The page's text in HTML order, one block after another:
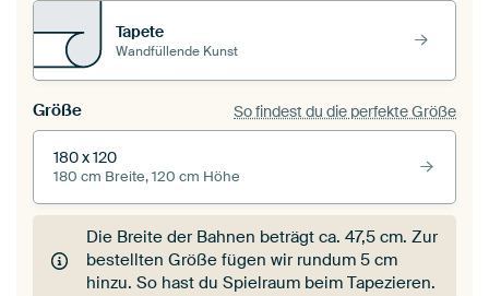
Tapete
Wandfüllende Kunst
Größe So findest du die perfekte Größe
180 x 120
180 cm Breite, 120 cm Höhe
Die Breite der Bahnen beträgt ca.47,5 cm. Zur
bestellten Größe fügen wir rundum 5 cm
hinzu. So hast du Spielraum beim Tapezieren.